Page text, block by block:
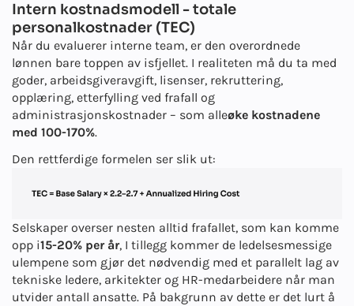
Intern kostnadsmodell - totale
personalkostnader (TEC)
Når du evaluerer interne team, er den overordnede
lønnen bare toppen av isfjellet. I realiteten må du ta med
goder, arbeidsgiveravgift, lisenser, rekruttering,
opplæring, etterfylling ved frafall og
administrasjonskostnader – som alleøke kostnadene
med 100-170%.
Den rettferdige formelen ser slik ut:
Selskaper overser nesten alltid frafallet, som kan komme
opp i15-20% per år, I tillegg kommer de ledelsesmessige
ulempene som gjør det nødvendig med et parallelt lag av
tekniske ledere, arkitekter og HR-medarbeidere når man
utvider antall ansatte. På bakgrunn av dette er det lurt å